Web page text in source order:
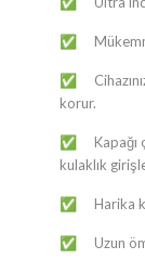
✅
✅
korur.
✅
kulaklık
✅ Harika
✅ Uzun